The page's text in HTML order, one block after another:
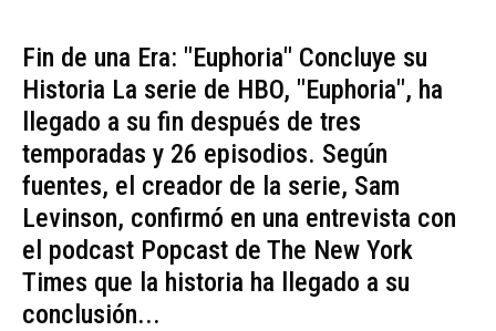
Fin de una Era: "Euphoria" Concluye su
Historia La serie de HBO, "Euphoria", ha
llegado a su fin después de tres
temporadas y 26 episodios. Según
fuentes, el creador de la serie, Sam
Levinson, confirmó en una entrevista con
el podcast Popcast de The New York
Times que la historia ha llegado a su
conclusión...